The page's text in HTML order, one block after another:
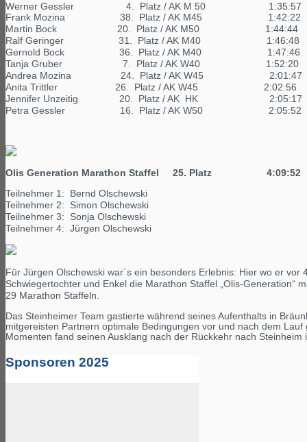
Werner Gessler 4. Platz / AK M 50
Frank Mozina 38. Platz / AK M45
Martin Bock 20. Platz / AK M50
Ralf Geringer 31. Platz / AK M40
Gernold Bock 36. Platz / AK M40
Tanja Gruber 7. Platz / AK W40
Andrea Mozina 24. Platz / AK W45
Anita Trittler 26. Platz / AK W45
Jennifer Unzeitig 20. Platz / AK HK
Petra Gessler 16. Platz / AK W50
Olis Generation Marathon Staffel 25. Platz
Teilnehmer 1: Bernd Olschewski
Teilnehmer 2: Simon Olschewski
Teilnehmer 3: Sonja Olschewski
Teilnehmer 4: Jürgen Olschewski
Für Jürgen Olschewski war´s ein besonders Erlebnis: Hier wo er
Schwiegertochter und Enkel die Marathon Staffel „Olis-
29 Marathon Staffeln.
Das Steinheimer Team gastierte während seines Aufenthalts in
mitgereisten Partnern optimale Bedingungen vor und nach dem
Momenten fand seinen Ausklang nach der Rückkehr nach Steinheim
Sponsoren 2025